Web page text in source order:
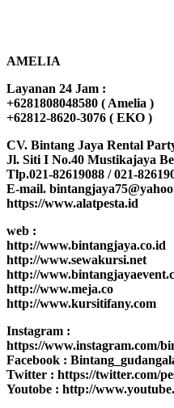
AMELIA
Layanan 24 Jam :
+6281808048580 ( Amelia )
+62812-8620-3076 ( EKO )
CV. Bintang Jaya Rental
Jl. Siti I No.40 Mustikajaya
Tlp.021-82619088 / 021-
E-mail.
https://www.alatpesta.id
web :
http://www.bintangjaya.co.id
http://www.sewakursi.net
http://
http://www.meja.co
http://www.kursitifany.com
Instagram :
https://www.instagram.com/
Facebook :
Twitter : https://twitter.com/
Youtobe : http://